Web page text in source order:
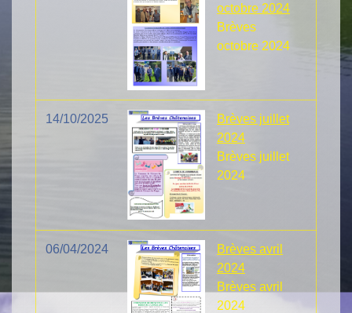
octobre 2024
Brèves
octobre 2024
14/10/2025
Brèves juillet
2024
Brèves juillet
2024
06/04/2024
Brèves avril
2024
Brèves avril
2024